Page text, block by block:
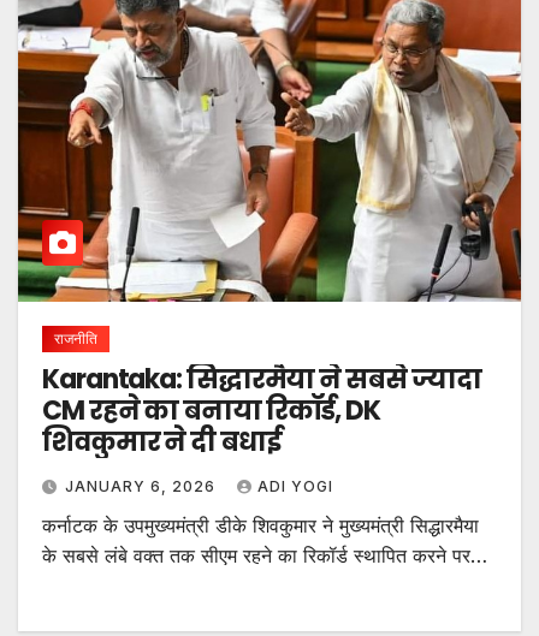
राजनीति
Karantaka: सिद्धारमैया ने सबसे ज्यादा
CM रहने का बनाया रिकॉर्ड, DK
शिवकुमार ने दी बधाई
JANUARY 6, 2026 ADI YOGI
कर्नाटक के उपमुख्यमंत्री डीके शिवकुमार ने मुख्यमंत्री सिद्धारमैया
के सबसे लंबे वक्त तक सीएम रहने का रिकॉर्ड स्थापित करने पर…